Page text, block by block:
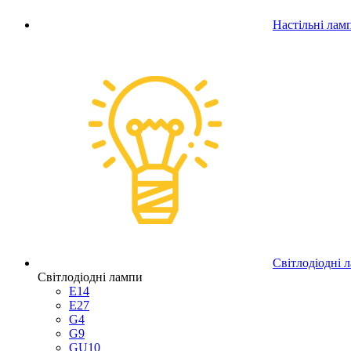
Настільні
Світлодіодні
Світлодіодні лампи
E14
E27
G4
G9
GU10